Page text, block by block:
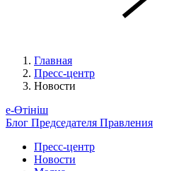
Главная
Пресс-центр
Новости
е-Өтініш
Блог Председателя Правления
Пресс-центр
Новости